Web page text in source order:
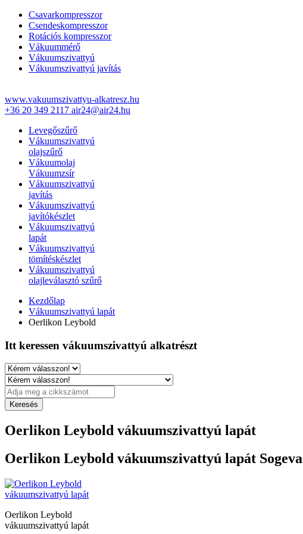
Csavarkompresszor
Csendeskompresszor
Rotációs kompresszor
Vákuummérő
Vákuumszivattyú
Vákuumszivattyú javítás
www.vakuumszivattyu-alkatresz.hu
+36 20 349 2117 air24@air24.hu
Levegőszűrő
Vákuumszivattyú
olajszűrő
Vákuumolaj
Vákuumzsír
Vákuumszivattyú
javítás
Vákuumszivattyú
javítókészlet
Vákuumszivattyú
lapát
Vákuumszivattyú
tömítéskészlet
Vákuumszivattyú
olajleválasztó szűrő
Kezdőlap
Vákuumszivattyú lapát
Oerlikon Leybold
Itt keressen vákuumszivattyú alkatrészt
Oerlikon Leybold vákuumszivattyú lapát
Oerlikon Leybold vákuumszivattyú lapát
Oerlikon Leybold
vákuumszivattyú lapát